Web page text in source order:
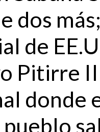
dos
de
Pitirre
donde